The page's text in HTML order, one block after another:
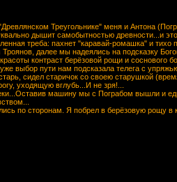
Треугольнике" меня и Антона
дышит самобытностью древности...и
треба: пахнет "каравай-ромашка" и
далее мы надеялись на подсказку
контраст берёзовой рощи и соснового
выбор пути нам подсказала телега с
сидел старичок со своею старушкой
уходящую вглубь...И не зря!...
машину мы с Пограбом вышли и
по сторонам. Я побрел в берёзовую рощу в